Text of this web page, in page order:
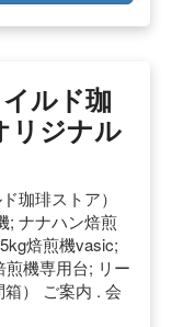
ルド珈
リジナル
珈琲ストア）
; ナナハン焙煎
焙煎機vasic;
機専用台; リー
） ご案内 . 会